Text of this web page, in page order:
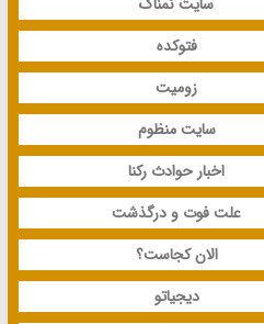
فتوکده
زومیت
سایت منظوم
اخبار حوادث رکنا
علت فوت و درگذشت
الان کجاست؟
دیجیاتو